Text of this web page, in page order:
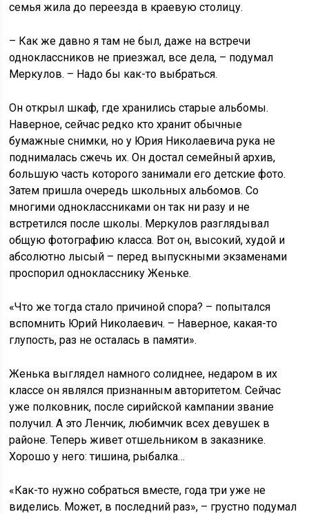
семья жила до переезда в краевую столицу.
– Как же давно я там не был, даже на встречи
одноклассников не приезжал, все дела, – подумал
Меркулов. – Надо бы как-то выбраться.
Он открыл шкаф, где хранились старые альбомы.
Наверное, сейчас редко кто хранит обычные
бумажные снимки, но у Юрия Николаевича рука не
поднималась сжечь их. Он достал семейный архив,
большую часть которого занимали его детские фото.
Затем пришла очередь школьных альбомов. Со
многими одноклассниками он так ни разу и не
встретился после школы. Меркулов разглядывал
общую фотографию класса. Вот он, высокий, худой и
абсолютно лысый – перед выпускными экзаменами
проспорил однокласснику Женьке.
«Что же тогда стало причиной спора? – попытался
вспомнить Юрий Николаевич. – Наверное, какая-то
глупость, раз не осталась в памяти».
Женька выглядел намного солиднее, недаром в их
классе он являлся признанным авторитетом. Сейчас
уже полковник, после сирийской кампании звание
получил. А это Ленчик, любимчик всех девушек в
районе. Теперь живет отшельником в заказнике.
Хорошо у него: тишина, рыбалка…
«Как-то нужно собраться вместе, года три уже не
виделись. Может, в последний раз», – грустно подумал